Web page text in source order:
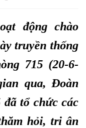
động chào
truyền thống
715 (20-6-
qua, Đoàn
đã tổ chức các
hỏi, tri ân